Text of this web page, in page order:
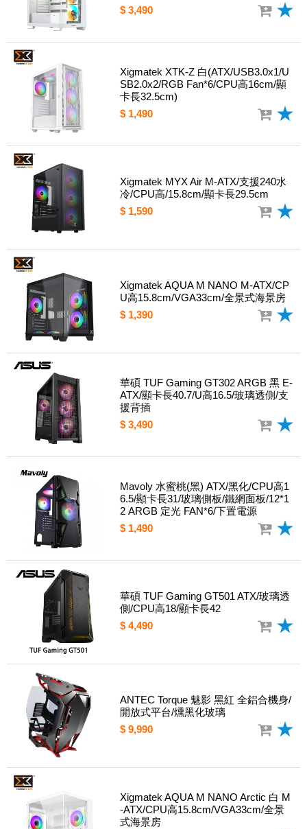
$ 3,490
Xigmatek XTK-Z 白(ATX/USB3.0x1/U
SB2.0x2/RGB Fan*6/CPU高16cm/顯
卡長32.5cm)
$ 1,490
Xigmatek MYX Air M-ATX/支援240水
冷/CPU高/15.8cm/顯卡長29.5cm
$ 1,590
Xigmatek AQUA M NANO M-ATX/CP
U高15.8cm/VGA33cm/全景式海景房
$ 1,390
華碩 TUF Gaming GT302 ARGB 黑 E-
ATX/顯卡長40.7/U高16.5/玻璃透側/支
援背插
$ 3,490
Mavoly 水蜜桃(黑) ATX/黑化/CPU高1
6.5/顯卡長31/玻璃側板/鐵網面板/12*1
2 ARGB 定光 FAN*6/下置電源
$ 1,490
華碩 TUF Gaming GT501 ATX/玻璃透
側/CPU高18/顯卡長42
$ 4,490
ANTEC Torque 魅影 黑紅 全鋁合機身/
開放式平台/燻黑化玻璃
$ 9,990
Xigmatek AQUA M NANO Arctic 白 M
-ATX/CPU高15.8cm/VGA33cm/全景
式海景房